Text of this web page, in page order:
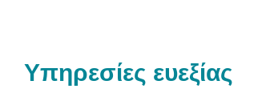
Υπηρεσίες ευεξίας